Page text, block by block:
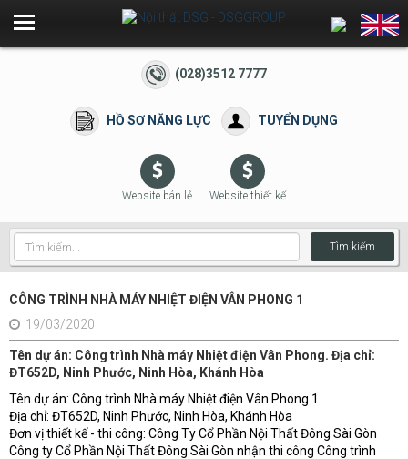
(028)3512 7777
HỒ SƠ NĂNG LỰC TUYỂN DỤNG
Website bán lẻ Website thiết kế
Tìm kiếm
CÔNG TRÌNH NHÀ MÁY NHIỆT ĐIỆN VÂN PHONG 1
19/03/2020
Tên dự án: Công trình Nhà máy Nhiệt điện Vân Phong. Địa chỉ:
ĐT652D, Ninh Phước, Ninh Hòa, Khánh Hòa
Tên dự án: Công trình Nhà máy Nhiệt điện Vân Phong 1
Địa chỉ: ĐT652D, Ninh Phước, Ninh Hòa, Khánh Hòa
Đơn vị thiết kế - thi công: Công Ty Cổ Phần Nội Thất Đông Sài Gòn
Công ty Cổ Phần Nội Thất Đông Sài Gòn nhận thi công Công trình